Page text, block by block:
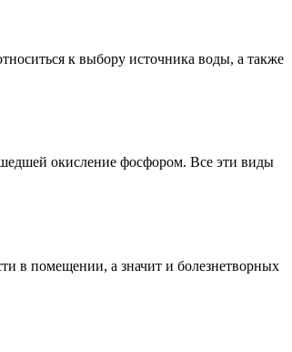
к выбору источника воды, а также
окисление фосфором. Все эти виды
в помещении, а значит и болезнетворных